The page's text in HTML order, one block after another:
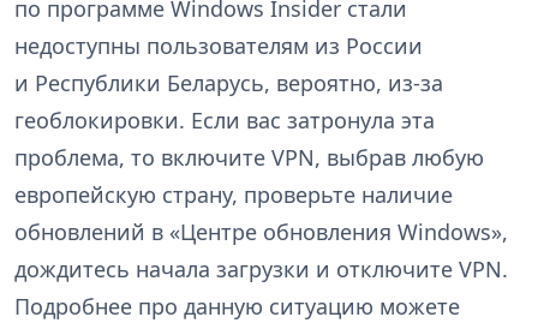
по программе Windows Insider стали
недоступны пользователям из России
и Республики Беларусь, вероятно, из-за
геоблокировки. Если вас затронула эта
проблема, то включите VPN, выбрав любую
европейскую страну, проверьте наличие
обновлений в «Центре обновления Windows»,
дождитесь начала загрузки и отключите VPN.
Подробнее про данную ситуацию можете